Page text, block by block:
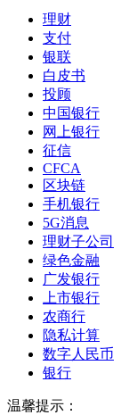
理财
支付
银联
白皮书
投顾
中国银行
网上银行
征信
CFCA
区块链
手机银行
5G消息
理财子公司
绿色金融
广发银行
上市银行
农商行
隐私计算
数字人民币
银行
温馨提示：